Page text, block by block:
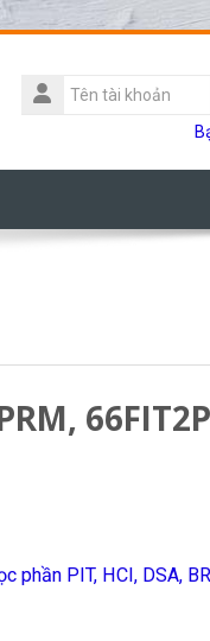
Tên
tài
khoá
phần PIT, HCI, DSA,